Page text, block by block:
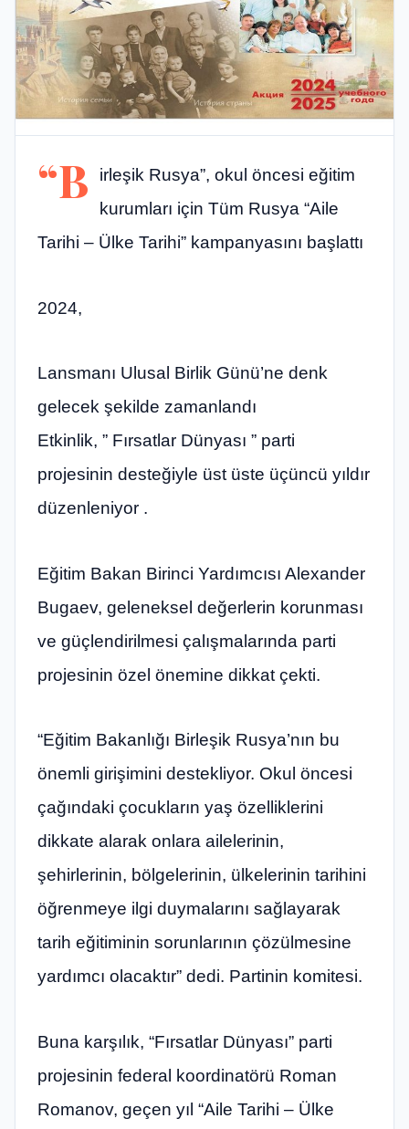
“B
irleşik Rusya”, okul öncesi eğitim
kurumları için Tüm Rusya “Aile
Tarihi – Ülke Tarihi” kampanyasını başlattı
2024,
Lansmanı Ulusal Birlik Günü’ne denk
gelecek şekilde zamanlandı
Etkinlik, ” Fırsatlar Dünyası ” parti
projesinin desteğiyle üst üste üçüncü yıldır
düzenleniyor .
Eğitim Bakan Birinci Yardımcısı Alexander
Bugaev, geleneksel değerlerin korunması
ve güçlendirilmesi çalışmalarında parti
projesinin özel önemine dikkat çekti.
“Eğitim Bakanlığı Birleşik Rusya’nın bu
önemli girişimini destekliyor. Okul öncesi
çağındaki çocukların yaş özelliklerini
dikkate alarak onlara ailelerinin,
şehirlerinin, bölgelerinin, ülkelerinin tarihini
öğrenmeye ilgi duymalarını sağlayarak
tarih eğitiminin sorunlarının çözülmesine
yardımcı olacaktır” dedi. Partinin komitesi.
Buna karşılık, “Fırsatlar Dünyası” parti
projesinin federal koordinatörü Roman
Romanov, geçen yıl “Aile Tarihi – Ülke